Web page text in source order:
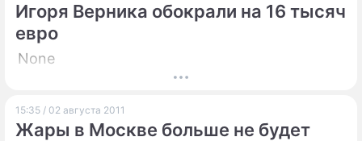
Игоря Верника обокрали на 16 тысяч
евро
None
15:35 / 02 августа 2011
Жары в Москве больше не будет